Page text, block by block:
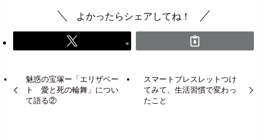
よかったらシェアしてね！
魅惑の宝塚ー「エリザベー
ト 愛と死の輪舞」につい
て語る②
スマートブレスレットつけ
てみて、生活習慣で変わっ
たこと